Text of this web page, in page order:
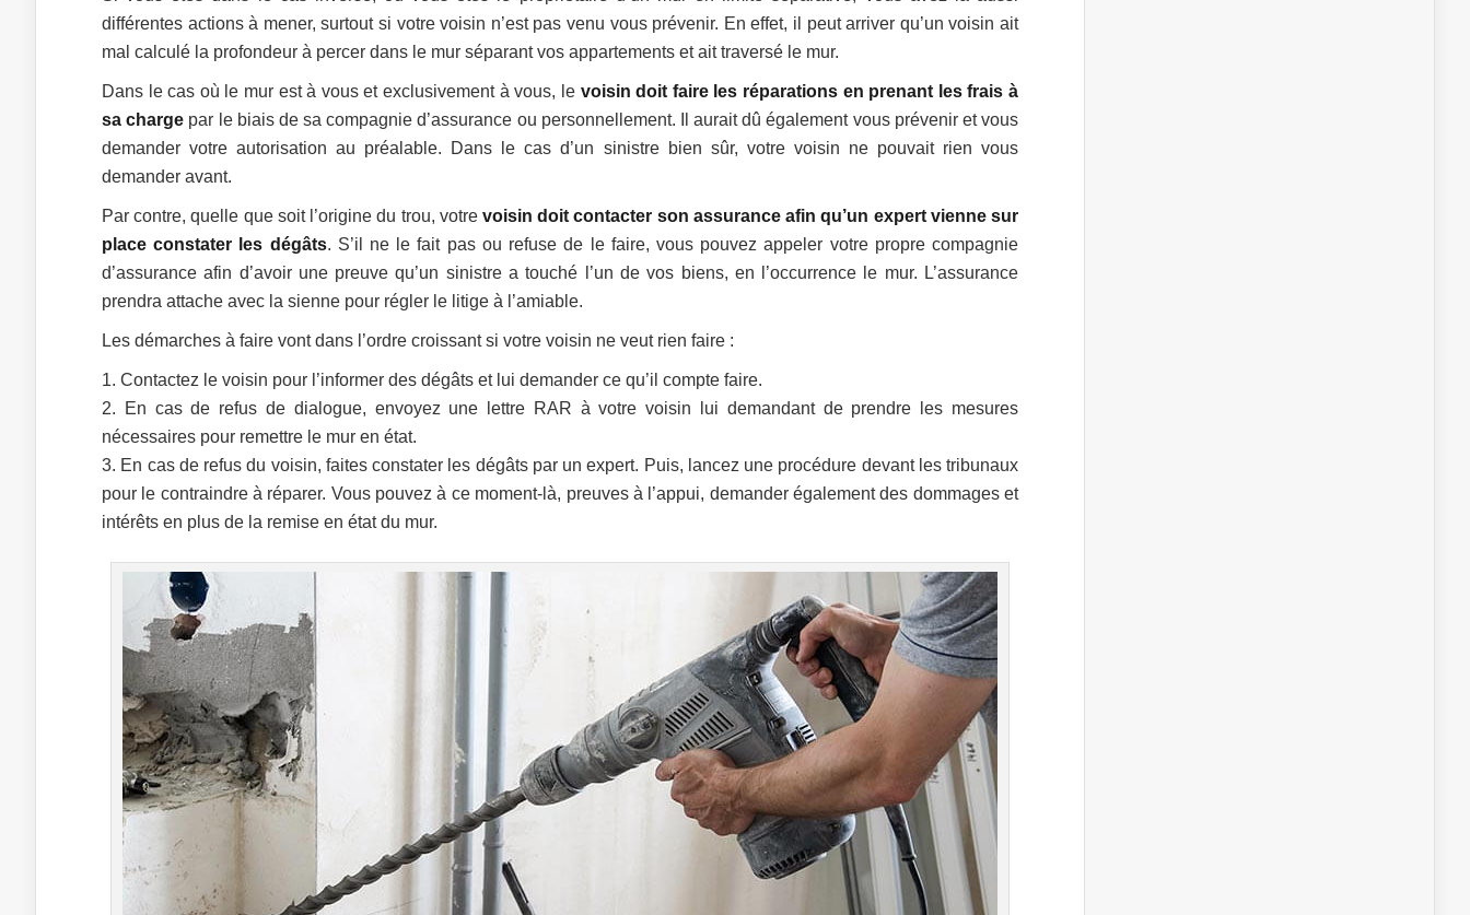
différentes actions à mener, surtout si votre voisin n’est pas venu vous prévenir. En effet, il peut arriver qu’un voisin ait
mal calculé la profondeur à percer dans le mur séparant vos appartements et ait traversé le mur.
Dans le cas où le mur est à vous et exclusivement à vous, le voisin doit faire les réparations en prenant les frais à
sa charge par le biais de sa compagnie d’assurance ou personnellement. Il aurait dû également vous prévenir et vous
demander votre autorisation au préalable. Dans le cas d’un sinistre bien sûr, votre voisin ne pouvait rien vous
demander avant.
Par contre, quelle que soit l’origine du trou, votre voisin doit contacter son assurance afin qu’un expert vienne sur
place constater les dégâts. S’il ne le fait pas ou refuse de le faire, vous pouvez appeler votre propre compagnie
d’assurance afin d’avoir une preuve qu’un sinistre a touché l’un de vos biens, en l’occurrence le mur. L’assurance
prendra attache avec la sienne pour régler le litige à l’amiable.
Les démarches à faire vont dans l’ordre croissant si votre voisin ne veut rien faire :
Contactez le voisin pour l’informer des dégâts et lui demander ce qu’il compte faire.
En cas de refus de dialogue, envoyez une lettre RAR à votre voisin lui demandant de prendre les mesures
nécessaires pour remettre le mur en état.
En cas de refus du voisin, faites constater les dégâts par un expert. Puis, lancez une procédure devant les tribunaux
pour le contraindre à réparer. Vous pouvez à ce moment-là, preuves à l’appui, demander également des dommages et
intérêts en plus de la remise en état du mur.